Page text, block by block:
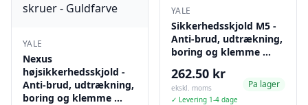
YALE
Nexus
højsikkerhedsskjold -
Anti-brud, udtrækning,
boring og klemme …
YALE
Sikkerhedsskjold M5 -
Anti-brud, udtrækning,
boring og klemme …
262.50 kr
ekskl. moms
✓ Levering 1-4 dage
Pa lager